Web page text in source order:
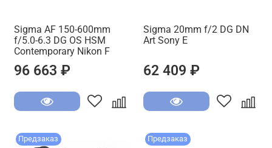
Sigma AF 150-600mm
f/5.0-6.3 DG OS HSM
Contemporary Nikon F
96 663 ₽
Sigma 20mm f/2 DG DN
Art Sony E
62 409 ₽
Предзаказ Предзаказ